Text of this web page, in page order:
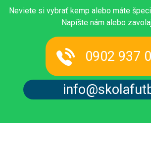
Neviete si vybrať kemp alebo máte
Napíšte nám alebo
0902 937